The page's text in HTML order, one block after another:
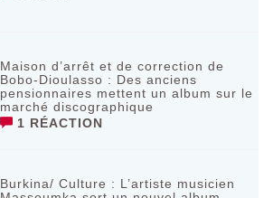
Maison d’arrêt et de correction de
Bobo-Dioulasso : Des anciens
pensionnaires mettent un album sur le
marché discographique
1 RÉACTION
Burkina/ Culture : L’artiste musicien